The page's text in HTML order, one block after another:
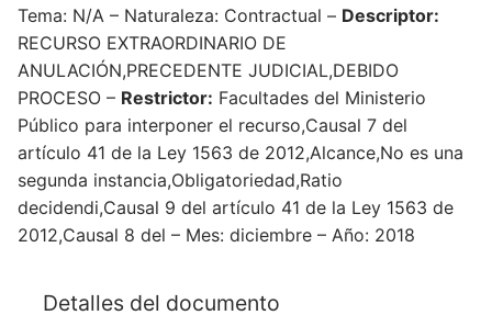
Tema: N/A – Naturaleza: Contractual – Descriptor:
RECURSO EXTRAORDINARIO DE
ANULACIÓN,PRECEDENTE JUDICIAL,DEBIDO
PROCESO – Restrictor: Facultades del Ministerio
Público para interponer el recurso,Causal 7 del
artículo 41 de la Ley 1563 de 2012,Alcance,No es una
segunda instancia,Obligatoriedad,Ratio
decidendi,Causal 9 del artículo 41 de la Ley 1563 de
2012,Causal 8 del – Mes: diciembre – Año: 2018
Detalles del documento